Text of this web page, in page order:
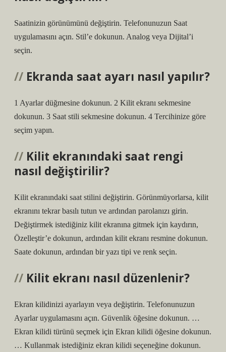
Saatinizin görünümünü değiştirin. Telefonunuzun Saat
uygulamasını açın. Stil’e dokunun. Analog veya Dijital’i
seçin.
Ekranda saat ayarı nasıl yapılır?
1 Ayarlar düğmesine dokunun. 2 Kilit ekranı sekmesine
dokunun. 3 Saat stili sekmesine dokunun. 4 Tercihinize göre
seçim yapın.
Kilit ekranındaki saat rengi
nasıl değiştirilir?
Kilit ekranındaki saat stilini değiştirin. Görünmüyorlarsa, kilit
ekranını tekrar basılı tutun ve ardından parolanızı girin.
Değiştirmek istediğiniz kilit ekranına gitmek için kaydırın,
Özelleştir’e dokunun, ardından kilit ekranı resmine dokunun.
Saate dokunun, ardından bir yazı tipi ve renk seçin.
Kilit ekranı nasıl düzenlenir?
Ekran kilidinizi ayarlayın veya değiştirin. Telefonunuzun
Ayarlar uygulamasını açın. Güvenlik öğesine dokunun. …
Ekran kilidi türünü seçmek için Ekran kilidi öğesine dokunun.
… Kullanmak istediğiniz ekran kilidi seçeneğine dokunun.